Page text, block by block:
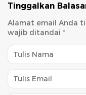
Tinggalkan
Alamat email Anda
wajib ditandai *